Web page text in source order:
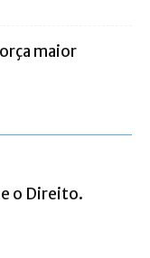
maior
o Direito.